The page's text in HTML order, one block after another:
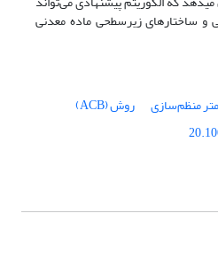
و ساختارهای زیر­سطحی ماده معدنی
منظم‌سازی
روش (ACB)